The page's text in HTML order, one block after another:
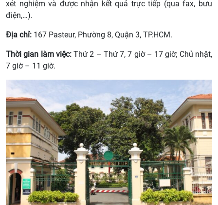
xét nghiệm và được nhận kết quả trực tiếp (qua fax, bưu
điện,…).
Địa chỉ: 167 Pasteur, Phường 8, Quận 3, TP.HCM.
Thời gian làm việc:Thứ 2 – Thứ 7, 7 giờ – 17 giờ; Chủ nhật,
7 giờ – 11 giờ.